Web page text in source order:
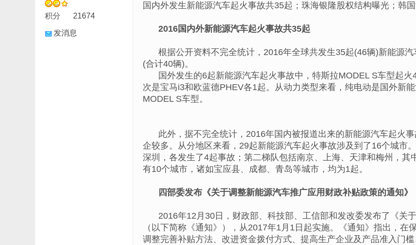
积分 21674
发消息
国内外发生新能源汽车起火事故共35起；珠海银隆股权结构曝光；韩
2016国内外新能源汽车起火事故共35起
根据公开资料不完全统计，2016年全球共发生35起(46辆)新能源
(合计40辆)。
国外发生的6起新能源汽车起火事故中，特斯拉MODEL S车型起
次是宝马i3和欧蓝德PHEV各1起。从动力类型来看，纯电动是国外新
MODEL S车型。
此外，据不完全统计，2016年国内被报道出来的新能源汽车起火
企较多。从分地区来看，29起新能源汽车起火事故涉及到了16个城市
深圳，各发生了4起事故；第二梯队包括南京、上海、天津和梅州，
有10个城市，诸如宝应县、成都、青岛等城市，均为1起。
四部委发布《关于调整新能源汽车推广应用财政补贴政策的通知》
2016年12月30日，财政部、科技部、工信部和发改委发布了《关
（以下简称《通知》），从2017年1月1日起实施。《通知》指出，
调整完善补贴方法、改进资金拨付方式、提高生产企业及产品准入门